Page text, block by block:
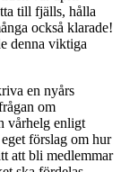
till fjälls, hålla
också klarade!
denna viktiga
en nyårs
om
vårhelg enligt
förslag om hur
att bli medlemmar